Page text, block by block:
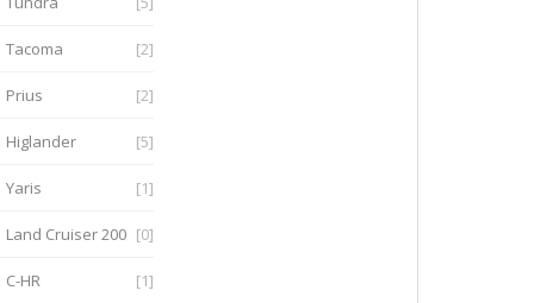
Tacoma [2]
Prius [2]
Higlander [5]
Yaris [1]
Land Cruiser 200 [0]
С-HR [1]